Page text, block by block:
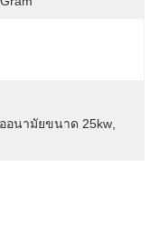
อนามัยขนาด 25kw